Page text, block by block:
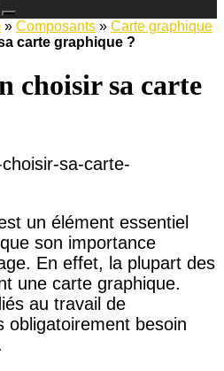
» Composants » Carte graphique
carte graphique ?
choisir sa carte
un élément essentiel
son importance
En effet, la plupart des
une carte graphique.
au travail de
obligatoirement besoin